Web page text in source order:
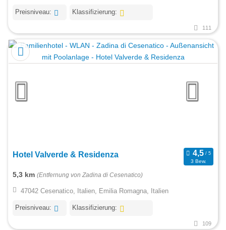
Preisniveau: Klassifizierung:
111
Hotel Valverde & Residenza
3 Bew.
5,3 km (Entfernung von Zadina di Cesenatico)
47042 Cesenatico, Italien, Emilia Romagna, Italien
Preisniveau: Klassifizierung:
109